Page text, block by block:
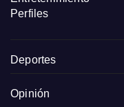
Perfiles
Deportes
Opinión